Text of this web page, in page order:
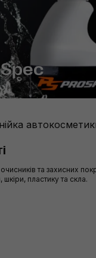
та захисних
пластику та скла.